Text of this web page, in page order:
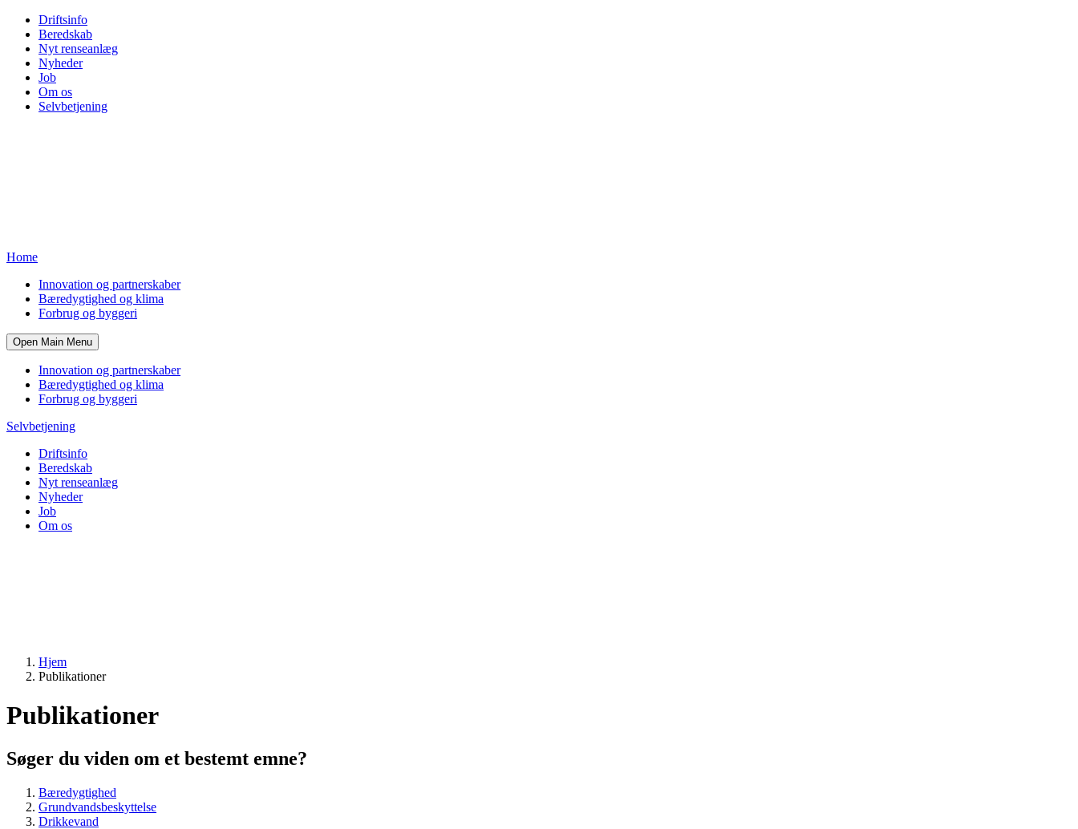
Driftsinfo
Beredskab
Nyt renseanlæg
Nyheder
Job
Om os
Selvbetjening
Home
Innovation og partnerskaber
Bæredygtighed og klima
Forbrug og byggeri
Open Main Menu
Innovation og partnerskaber
Bæredygtighed og klima
Forbrug og byggeri
Selvbetjening
Driftsinfo
Beredskab
Nyt renseanlæg
Nyheder
Job
Om os
Hjem
Publikationer
Publikationer
Søger du viden om et bestemt emne?
Bæredygtighed
Grundvandsbeskyttelse
Drikkevand